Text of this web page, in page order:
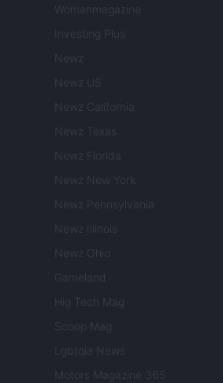
Womanmagazine
Investing Plus
Newz
Newz US
Newz California
Newz Texas
Newz Florida
Newz New York
Newz Pennsylvania
Newz Illinois
Newz Ohio
Gameland
Hig Tech Mag
Scoop Mag
Lgbtqia News
Motors Magazine 365